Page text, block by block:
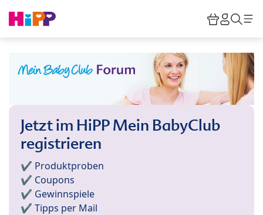
HiPP
Jetzt im HiPP Mein BabyClub
registrieren
✔️ Produktproben
✔️ Coupons
✔️ Gewinnspiele
✔️ Tipps per Mail